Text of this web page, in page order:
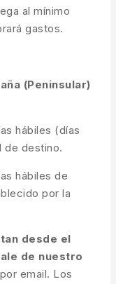
al mínimo
gastos.
(Peninsular)
hábiles (días
de destino.
hábiles de
por la
desde el
de nuestro
email. Los